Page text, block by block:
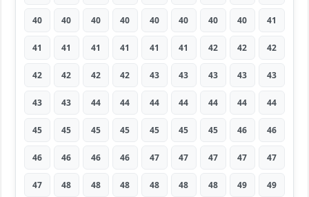
40 40 40 40 40 40 40 40 41
41 41 41 41 41 41 42 42 42
42 42 42 42 43 43 43 43 43
43 43 44 44 44 44 44 44 44
45 45 45 45 45 45 45 46 46
46 46 46 46 47 47 47 47 47
47 48 48 48 48 48 48 49 49